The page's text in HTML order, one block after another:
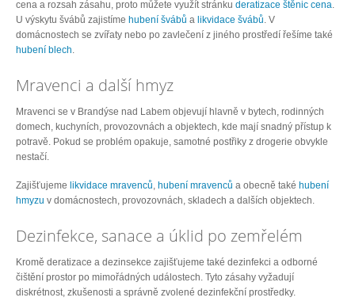
cena a rozsah zásahu, proto můžete využít stránku deratizace štěnic cena.
U výskytu švábů zajistíme hubení švábů a likvidace švábů. V
domácnostech se zvířaty nebo po zavlečení z jiného prostředí řešíme také
hubení blech.
Mravenci a další hmyz
Mravenci se v Brandýse nad Labem objevují hlavně v bytech, rodinných
domech, kuchyních, provozovnách a objektech, kde mají snadný přístup k
potravě. Pokud se problém opakuje, samotné postřiky z drogerie obvykle
nestačí.
Zajišťujeme likvidace mravenců, hubení mravenců a obecně také hubení
hmyzu v domácnostech, provozovnách, skladech a dalších objektech.
Dezinfekce, sanace a úklid po zemřelém
Kromě deratizace a dezinsekce zajišťujeme také dezinfekci a odborné
čištění prostor po mimořádných událostech. Tyto zásahy vyžadují
diskrétnost, zkušenosti a správně zvolené dezinfekční prostředky.